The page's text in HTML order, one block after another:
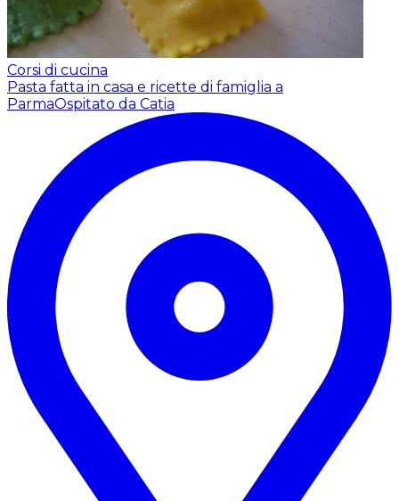
Corsi di cucina
Pasta fatta in casa e ricette di famiglia a
ParmaOspitato da Catia